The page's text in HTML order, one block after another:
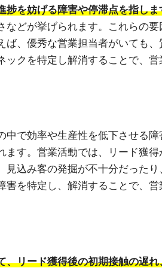
捗を妨げる障害や停滞点を指しま
どが挙げられます。これらの
、優秀な営業担当者がいても
クを特定し解消することで、営
で効率や生産性を低下させる
す。営業活動では、リード獲
込み客の発掘が不十分だったり
を特定し、解消することで、
リード獲得後の初期接触の遅